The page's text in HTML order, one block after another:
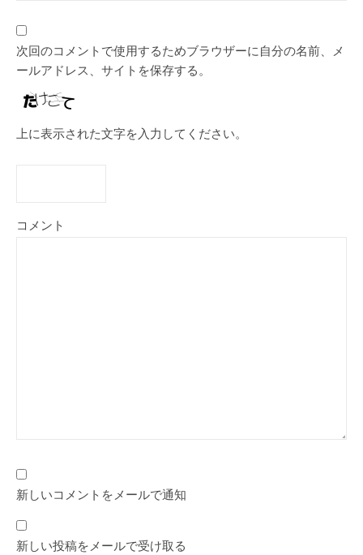
次回のコメントで使用するためブラウザーに自分の名前、メ
ールアドレス、サイトを保存する。
上に表示された文字を入力してください。
コメント
新しいコメントをメールで通知
新しい投稿をメールで受け取る